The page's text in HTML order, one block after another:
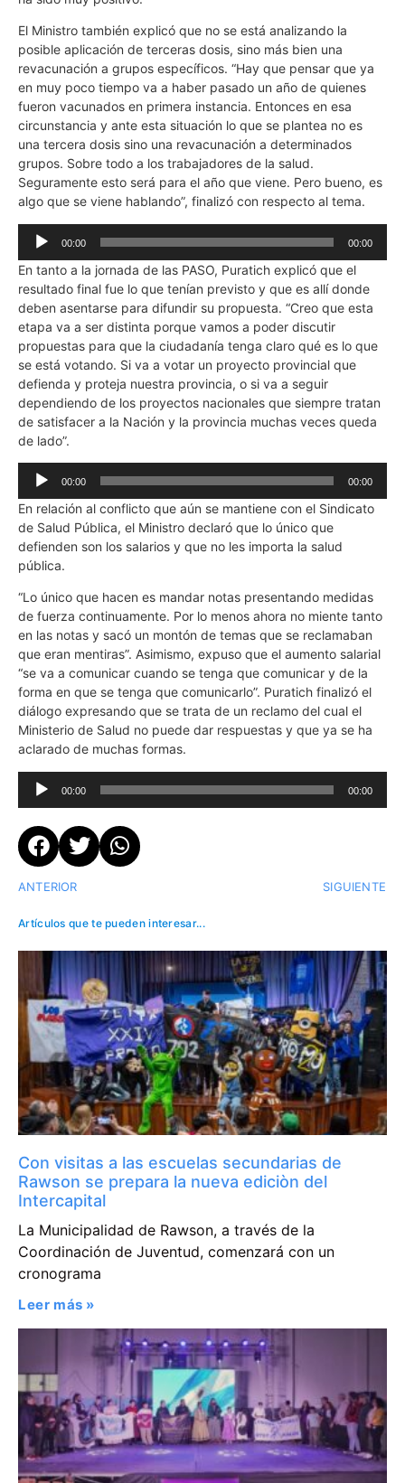
El Ministro también explicó que no se está analizando la
posible aplicación de terceras dosis, sino más bien una
revacunación a grupos específicos. “Hay que pensar que ya
en muy poco tiempo va a haber pasado un año de quienes
fueron vacunados en primera instancia. Entonces en esa
circunstancia y ante esta situación lo que se plantea no es
una tercera dosis sino una revacunación a determinados
grupos. Sobre todo a los trabajadores de la salud.
Seguramente esto será para el año que viene. Pero bueno, es
algo que se viene hablando”, finalizó con respecto al tema.
Reproductor
audio
00:00 00:00
En tanto a la jornada de las PASO, Puratich explicó que el
resultado final fue lo que tenían previsto y que es allí donde
deben asentarse para difundir su propuesta. “Creo que esta
etapa va a ser distinta porque vamos a poder discutir
propuestas para que la ciudadanía tenga claro qué es lo que
se está votando. Si va a votar un proyecto provincial que
defienda y proteja nuestra provincia, o si va a seguir
dependiendo de los proyectos nacionales que siempre tratan
de satisfacer a la Nación y la provincia muchas veces queda
de lado”.
Reproductor
audio
00:00 00:00
En relación al conflicto que aún se mantiene con el Sindicato
de Salud Pública, el Ministro declaró que lo único que
defienden son los salarios y que no les importa la salud
pública.
“Lo único que hacen es mandar notas presentando medidas
de fuerza continuamente. Por lo menos ahora no miente tanto
en las notas y sacó un montón de temas que se reclamaban
que eran mentiras”. Asimismo, expuso que el aumento salarial
“se va a comunicar cuando se tenga que comunicar y de la
forma en que se tenga que comunicarlo”. Puratich finalizó el
diálogo expresando que se trata de un reclamo del cual el
Ministerio de Salud no puede dar respuestas y que ya se ha
aclarado de muchas formas.
Reproductor
00:00 00:00
ANTERIOR SIGUIENTE
Artículos que te pueden interesar...
Con visitas a las escuelas secundarias de
Rawson se prepara la nueva ediciòn del
Intercapital
La Municipalidad de Rawson, a través de la
Coordinación de Juventud, comenzará con un
cronograma
Leer más »